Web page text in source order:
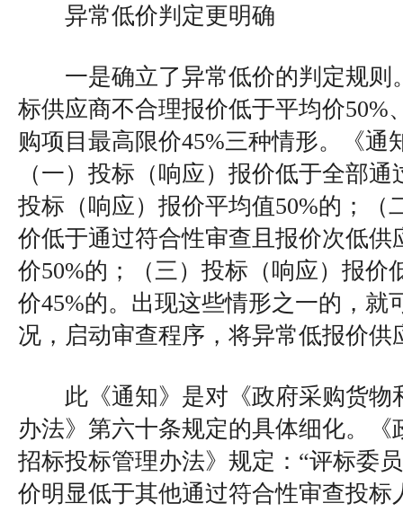
异常低价判定更明确
一是确立了异常低价的判定规则
标供应商不合理报价低于平均价50%
购项目最高限价45%三种情形。《通
（一）投标（响应）报价低于全部
投标（响应）报价平均值50%的；（
价低于通过符合性审查且报价次低供
价50%的；（三）投标（响应）报价
价45%的。出现这些情形之一的，就
况，启动审查程序，将异常低报价供
此《通知》是对《政府采购货物
办法》第六十条规定的具体细化。《
招标投标管理办法》规定：“评标委
价明显低于其他通过符合性审查投标